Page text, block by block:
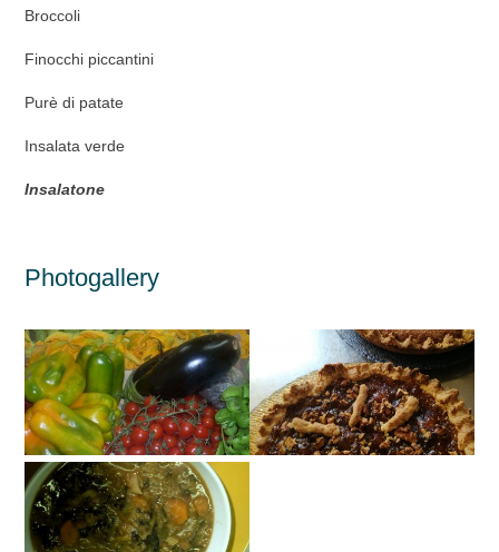
Broccoli
Finocchi piccantini
Purè di patate
Insalata verde
Insalatone
Photogallery